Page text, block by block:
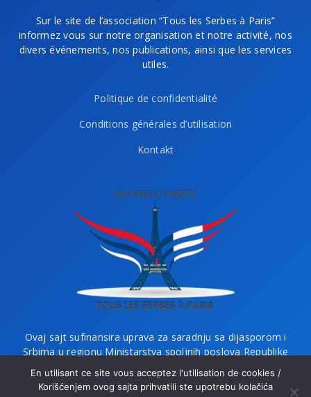
Sur le site de l’association “Tous les Serbes à Paris”
informez vous sur notre organisation et notre activité, nos
divers événements, nos publications, ainsi que les services
utiles.
Politique de confidentialité
Conditions générales d’utilisation
Kontakt
Ovaj sajt sufinansira uprava za saradnju sa dijasporom i
Srbima u regionu Ministarstva spoljnih poslova Republike
Srbije i Ministarstvo bez portfelja zaduženo za dijasporu.
En utilisant ce site vous acceptez l'utilisation de cookies /
Korišćenjem ovog sajta prihvatili ste upotrebu kolačića